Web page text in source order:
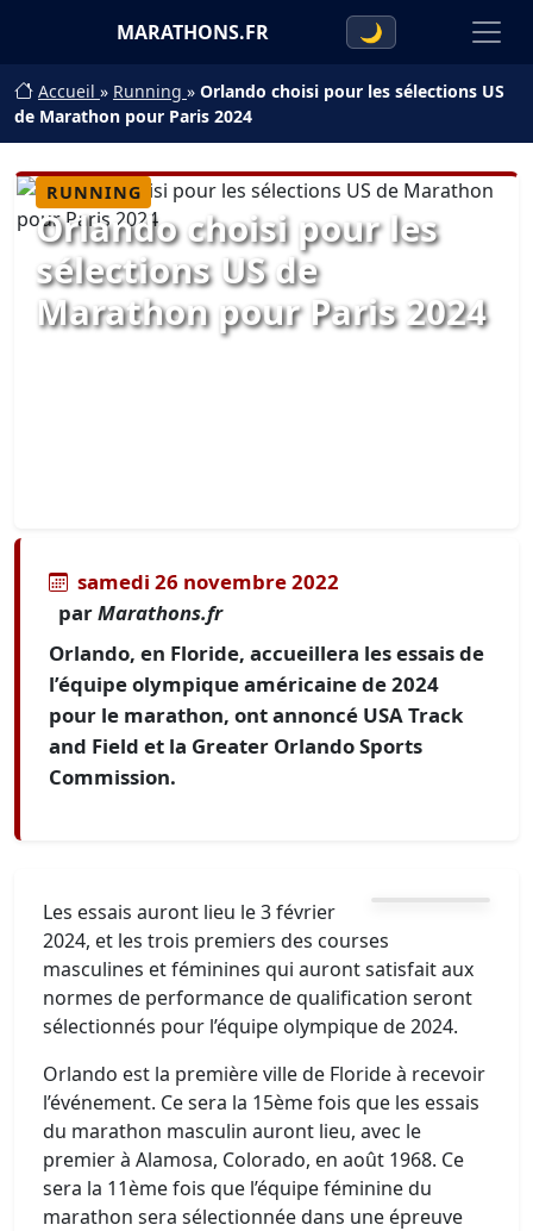
MARATHONS.FR 🌙
Accueil » Running » Orlando choisi pour les sélections US
de Marathon pour Paris 2024
RUNNING
Orlando choisi pour les
sélections US de
Marathon pour Paris 2024
samedi 26 novembre 2022
parMarathons.fr
Orlando, en Floride, accueillera les essais de
l’équipe olympique américaine de 2024
pour le marathon, ont annoncé USA Track
and Field et la Greater Orlando Sports
Commission.
Les essais auront lieu le 3 février
2024, et les trois premiers des courses
masculines et féminines qui auront satisfait aux
normes de performance de qualification seront
sélectionnés pour l’équipe olympique de 2024.
Orlando est la première ville de Floride à recevoir
l’événement. Ce sera la 15ème fois que les essais
du marathon masculin auront lieu, avec le
premier à Alamosa, Colorado, en août 1968. Ce
sera la 11ème fois que l’équipe féminine du
marathon sera sélectionnée dans une épreuve